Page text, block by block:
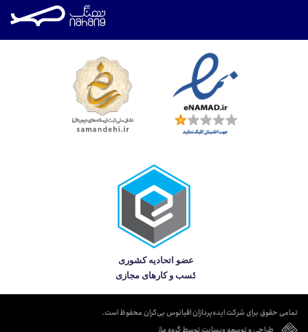
تمامی حقوق برای شرکت ایده‌پردازان اقیانوس بی‌کران محفوظ است.